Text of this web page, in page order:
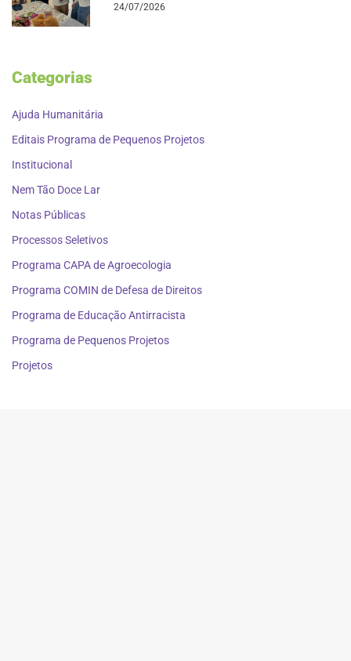
24/07/2026
Categorias
Ajuda Humanitária
Editais Programa de Pequenos Projetos
Institucional
Nem Tão Doce Lar
Notas Públicas
Processos Seletivos
Programa CAPA de Agroecologia
Programa COMIN de Defesa de Direitos
Programa de Educação Antirracista
Programa de Pequenos Projetos
Projetos